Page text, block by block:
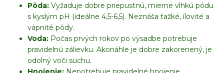
Pôda: Vyžaduje dobre priepustnú, mierne vlhkú pôdu
s kyslým pH (ideálne 4,5-6,5). Neznáša ťažké, ílovité a
vápnité pôdy.
Voda: Počas prvých rokov po výsadbe potrebuje
pravidelnú zálievku. Akonáhle je dobre zakorenený, je
odolný voči suchu.